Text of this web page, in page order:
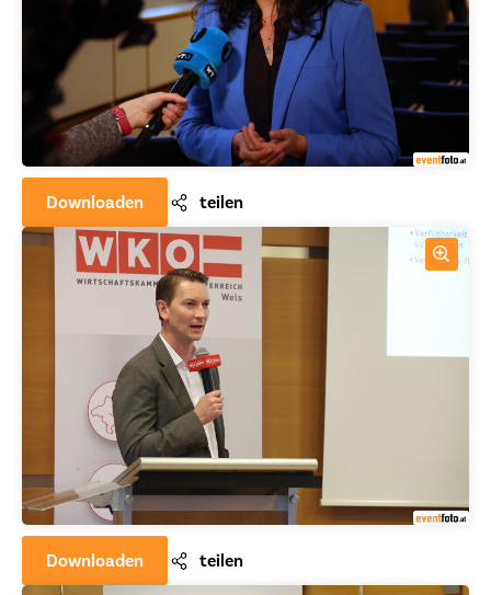
Downloaden teilen
Downloaden teilen